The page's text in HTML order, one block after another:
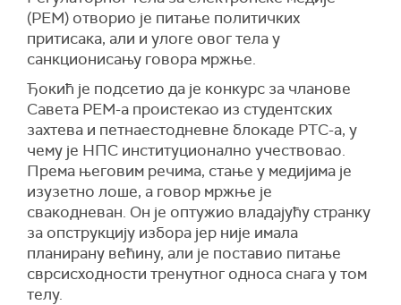
(РЕМ) отворио је питање политичких
притисака, али и улоге овог тела у
санкционисању говора мржње.
Ђокић је подсетио да је конкурс за чланове
Савета РЕМ-а проистекао из студентских
захтева и петнаестодневне блокаде РТС-а, у
чему је НПС институционално учествовао.
Према његовим речима, стање у медијима је
изузетно лоше, а говор мржње је
свакодневан. Он је оптужио владајућу странку
за опструкцију избора јер није имала
планирану већину, али је поставио питање
сврсисходности тренутног односа снага у том
телу.